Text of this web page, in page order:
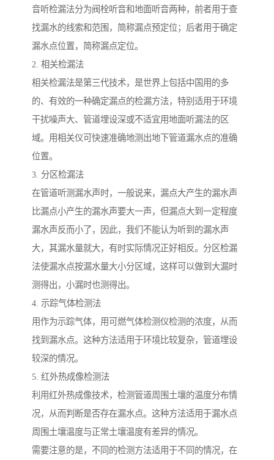
音听检漏法分为阀栓听音和地面听音两种，前者用于查
找漏水的线索和范围，简称漏点预定位；后者用于确定
漏水点位置，简称漏点定位。
2. 相关检漏法
相关检漏法是第三代技术，是世界上包括中国用的多
的、有效的一种确定漏点的检漏方法，特别适用于环境
干扰噪声大、管道埋设深或不适宜用地面听漏法的区
域。用相关仪可快速准确地测出地下管道漏水点的准确
位置。
3. 分区检漏法
在管道听测漏水声时，一般说来，漏点大产生的漏水声
比漏点小产生的漏水声要大一声，但漏点大到一定程度
漏水声反而小了，因此，我们不能认为听到的漏水声
大，其漏水量就大，有时实际情况正好相反。分区检漏
法使漏水点按漏水量大小分区域，这样可以做到大漏时
测得出，小漏时也测得出。
4. 示踪气体检测法
用作为示踪气体，用可燃气体检测仪检测的浓度，从而
找到漏水点。这种方法适用于环境比较复杂，管道埋设
较深的情况。
5. 红外热成像检测法
利用红外热成像技术，检测管道周围土壤的温度分布情
况，从而判断是否存在漏水点。这种方法适用于漏水点
周围土壤温度与正常土壤温度有差异的情况。
需要注意的是，不同的检测方法适用于不同的情况，在